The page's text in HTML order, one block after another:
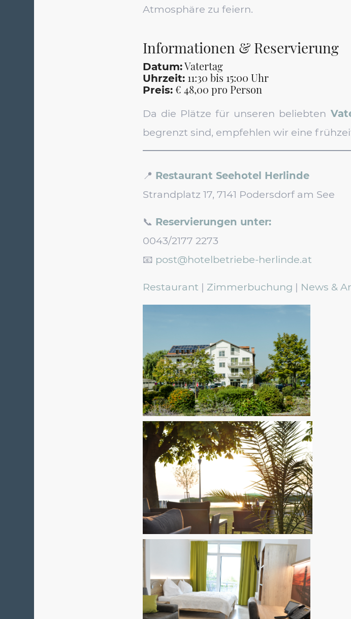
Atmosphäre zu feiern.
Informationen & Reservierung
Datum:Vatertag
Uhrzeit:11:30 bis 15:00 Uhr
Preis:€ 48,00 pro Person
Da die Plätze für unseren beliebten
begrenzt sind, empfehlen wir eine
📍 Restaurant Seehotel Herlinde
Strandplatz 17, 7141 Podersdorf am See
📞 Reservierungen unter:
0043/2177 2273
📧 post@hotelbetriebe-herlinde.at
Restaurant | Zimmerbuchung | News &